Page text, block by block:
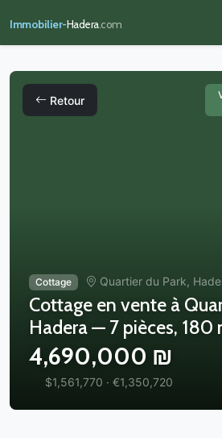
Immobilier-Hadera.com
Retour
Cottage Quartier du Park,
Cottage en vente à
Hadera — 7 pièces, 180
4,690,000 ₪
$1,561,770 · €1,350,720